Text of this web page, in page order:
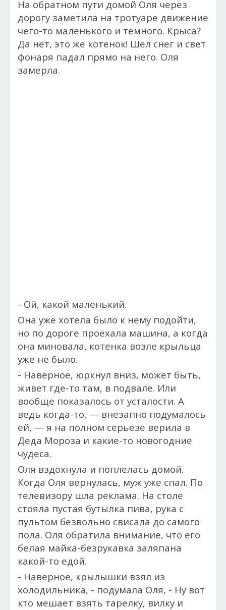
На обратном пути домой Оля через
дорогу заметила на тротуаре движение
чего-то маленького и темного. Крыса?
Да нет, это же котенок! Шел снег и свет
фонаря падал прямо на него. Оля
замерла.
- Ой, какой маленький.
Она уже хотела было к нему подойти,
но по дороге проехала машина, а когда
она миновала, котенка возле крыльца
уже не было.
- Наверное, юркнул вниз, может быть,
живет где-то там, в подвале. Или
вообще показалось от усталости. А
ведь когда-то, — внезапно подумалось
ей, — я на полном серьезе верила в
Деда Мороза и какие-то новогодние
чудеса.
Оля вздохнула и поплелась домой.
Когда Оля вернулась, муж уже спал. По
телевизору шла реклама. На столе
стояла пустая бутылка пива, рука с
пультом безвольно свисала до самого
пола. Оля обратила внимание, что его
белая майка-безрукавка заляпана
какой-то едой.
- Наверное, крылышки взял из
холодильника, - подумала Оля, - Ну вот
кто мешает взять тарелку, вилку и